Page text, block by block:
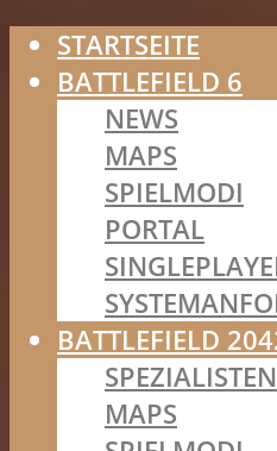
STARTSEITE
BATTLEFIELD 6
NEWS
MAPS
SPIELMODI
PORTAL
BATTLEFIELD
SPEZIALISTEN
MAPS